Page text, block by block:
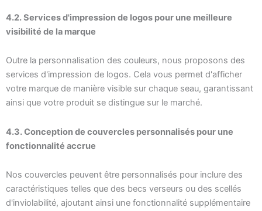
4.2. Services d'impression de logos pour une meilleure
visibilité de la marque
Outre la personnalisation des couleurs, nous proposons des
services d'impression de logos. Cela vous permet d'afficher
votre marque de manière visible sur chaque seau, garantissant
ainsi que votre produit se distingue sur le marché.
4.3. Conception de couvercles personnalisés pour une
fonctionnalité accrue
Nos couvercles peuvent être personnalisés pour inclure des
caractéristiques telles que des becs verseurs ou des scellés
d'inviolabilité, ajoutant ainsi une fonctionnalité supplémentaire